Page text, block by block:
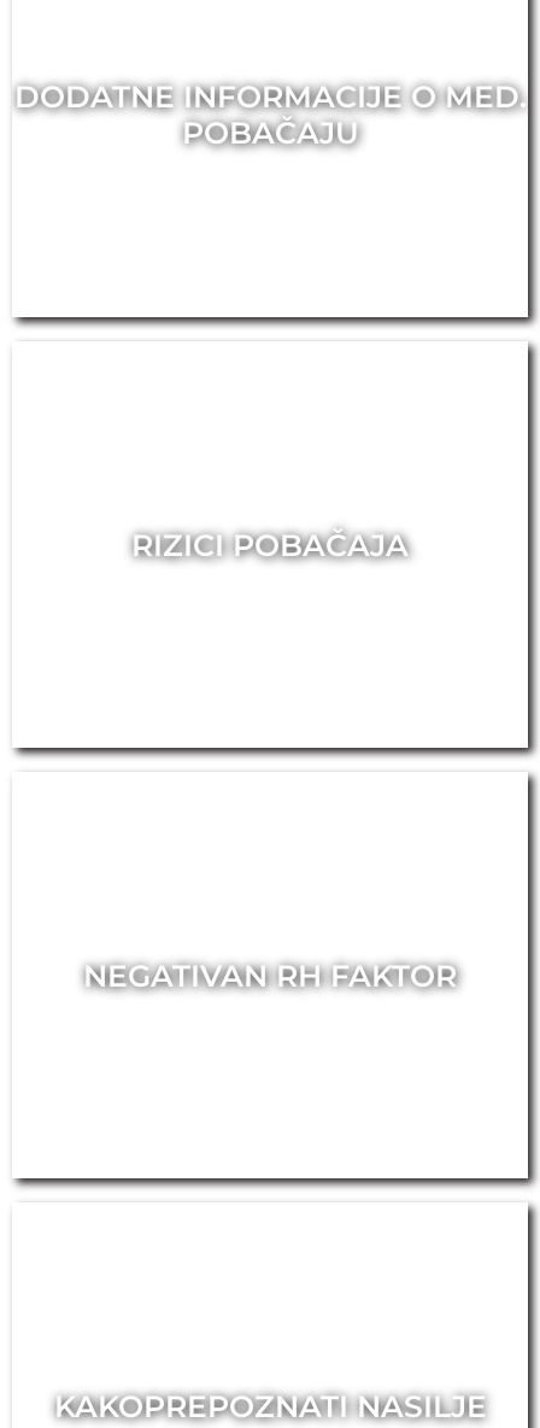
DODATNE INFORMACIJE O MED.
POBAČAJU
RIZICI POBAČAJA
NEGATIVAN RH FAKTOR
KAKOPREPOZNATI NASILJE